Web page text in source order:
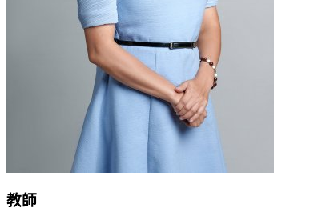
教師